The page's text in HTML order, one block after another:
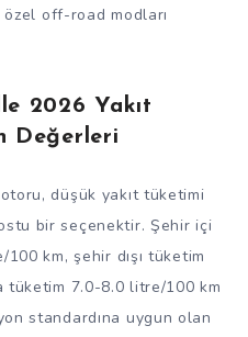
off-road modları
2026 Yakıt
Değerleri
düşük yakıt tüketimi
bir seçenektir. Şehir içi
km, şehir dışı tüketim
tüketim 7.0-8.0 litre/100 km
standardına uygun olan